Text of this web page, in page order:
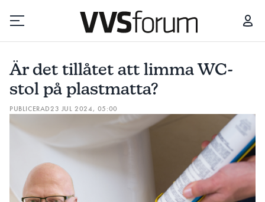
Prenumerera
Hantera prenumeration
Lediga jobb
Annonsera
Är det tillåtet att limma WC-
stol på plastmatta?
PUBLICERAD23 JUL 2024, 05:00
ÄR DET TILLÅTET ATT LIMMA WC-STOL PÅ PLASTMATTA? FÅR